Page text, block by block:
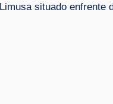
situado enfrente